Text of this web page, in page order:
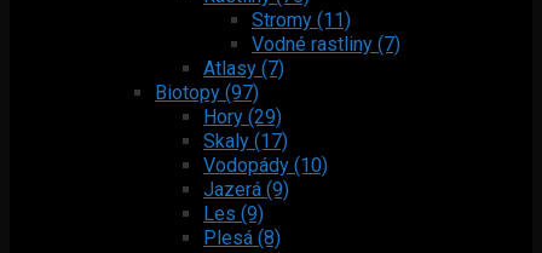
Stromy (11)
Vodné rastliny (7)
Atlasy (7)
Biotopy (97)
Hory (29)
Skaly (17)
Vodopády (10)
Jazerá (9)
Les (9)
Plesá (8)